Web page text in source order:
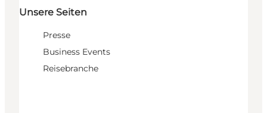
Unsere Seiten
Presse
Business Events
Reisebranche